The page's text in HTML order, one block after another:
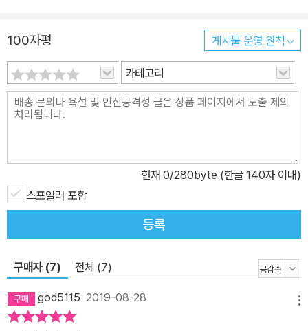
100자평 게시물 운영 원칙
카테고리
현재 0/280byte (한글 140자 이내)
스포일러 포함
등록
구매자 (7) 전체 (7)
god5115 2019-08-28